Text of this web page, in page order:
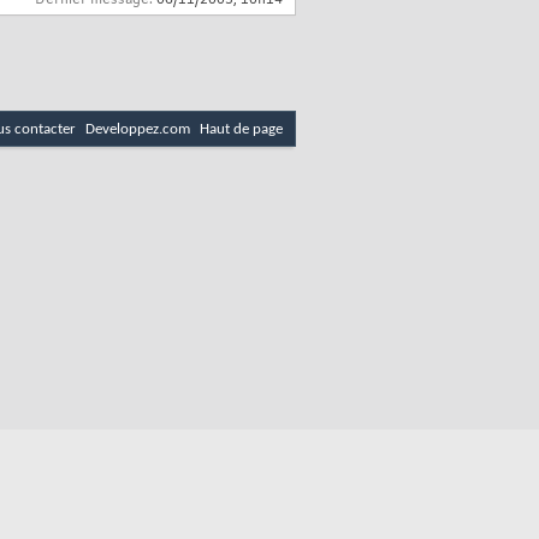
contacter Developpez.com Haut de page